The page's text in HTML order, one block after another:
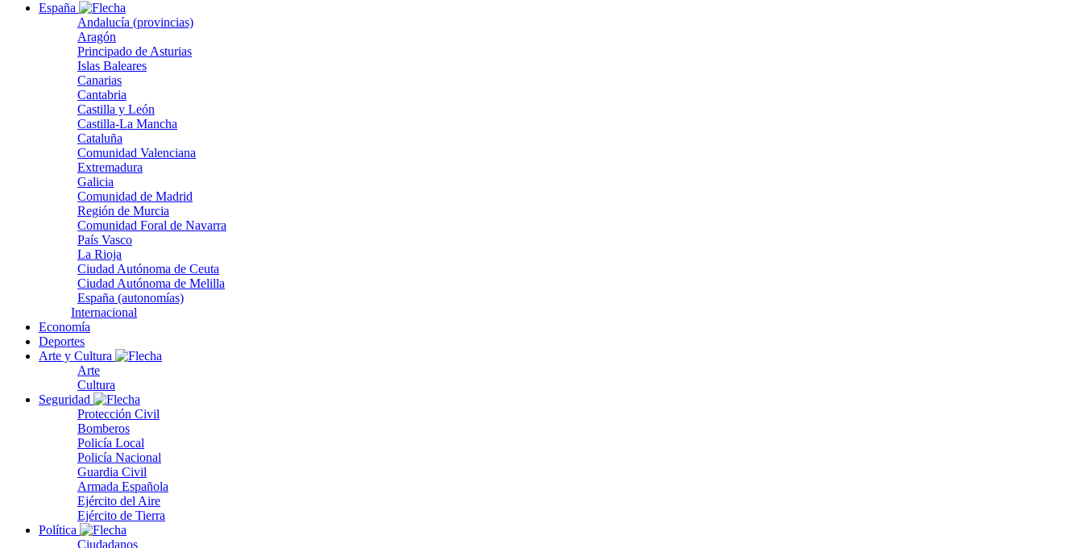
España
Andalucía (provincias)
Aragón
Principado de Asturias
Islas Baleares
Canarias
Cantabria
Castilla y León
Castilla-La Mancha
Cataluña
Comunidad Valenciana
Extremadura
Galicia
Comunidad de Madrid
Región de Murcia
Comunidad Foral de Navarra
País Vasco
La Rioja
Ciudad Autónoma de Ceuta
Ciudad Autónoma de Melilla
España (autonomías)
Internacional
Economía
Deportes
Arte y Cultura
Arte
Cultura
Seguridad
Protección Civil
Bomberos
Policía Local
Policía Nacional
Guardia Civil
Armada Española
Ejército del Aire
Ejército de Tierra
Política
Ciudadanos